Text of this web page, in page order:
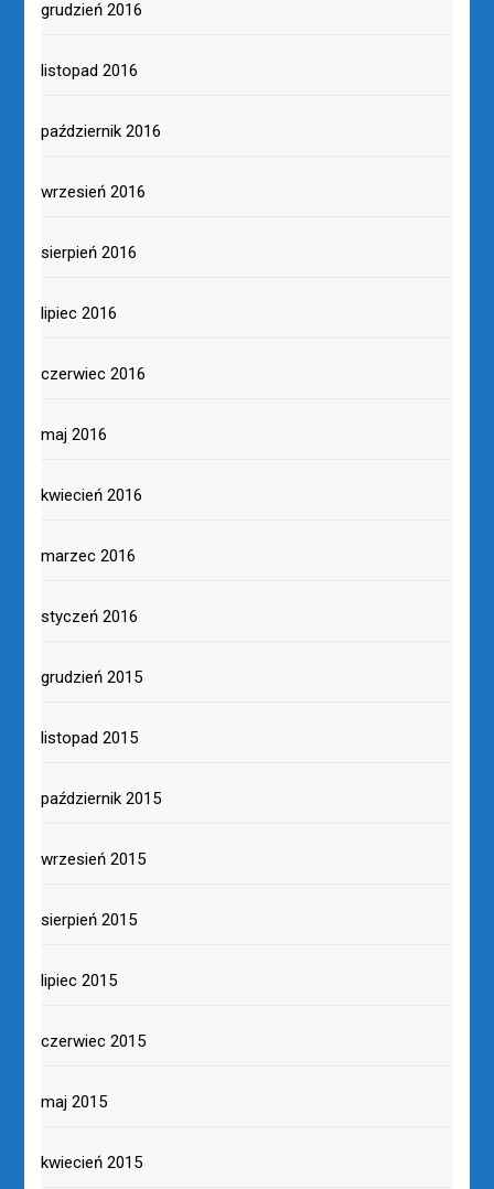
grudzień 2016
listopad 2016
październik 2016
wrzesień 2016
sierpień 2016
lipiec 2016
czerwiec 2016
maj 2016
kwiecień 2016
marzec 2016
styczeń 2016
grudzień 2015
listopad 2015
październik 2015
wrzesień 2015
sierpień 2015
lipiec 2015
czerwiec 2015
maj 2015
kwiecień 2015